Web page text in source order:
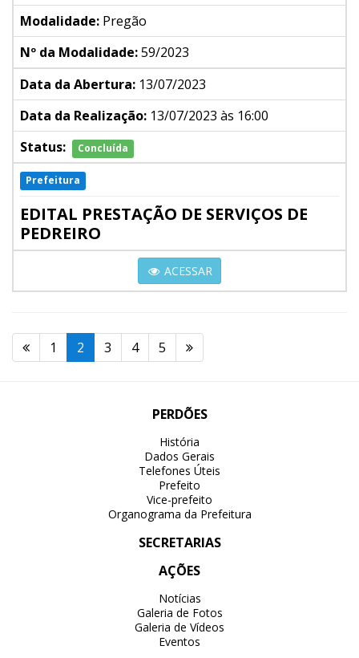
Modalidade: Pregão
Nº da Modalidade:59/2023
Data da Abertura: 13/07/2023
Data da Realização: 13/07/2023 às 16:00
Status:
Concluída
Prefeitura
EDITAL PRESTAÇÃO DE SERVIÇOS DE
PEDREIRO
ACESSAR
1 2 3 4 5
PERDÕES
História
Dados Gerais
Telefones Úteis
Prefeito
Vice-prefeito
Organograma da Prefeitura
SECRETARIAS
AÇÕES
Notícias
Galeria de Fotos
Galeria de Vídeos
Eventos